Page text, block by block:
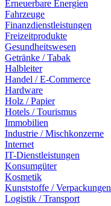
Erneuerbare Energien
Fahrzeuge
Finanzdienstleistungen
Freizeitprodukte
Gesundheitswesen
Getränke / Tabak
Halbleiter
Handel / E-Commerce
Hardware
Holz / Papier
Hotels / Tourismus
Immobilien
Industrie / Mischkonzerne
Internet
IT-Dienstleistungen
Konsumgüter
Kosmetik
Kunststoffe / Verpackungen
Logistik / Transport